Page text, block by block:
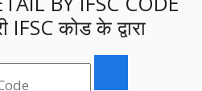
कोड के द्वारा